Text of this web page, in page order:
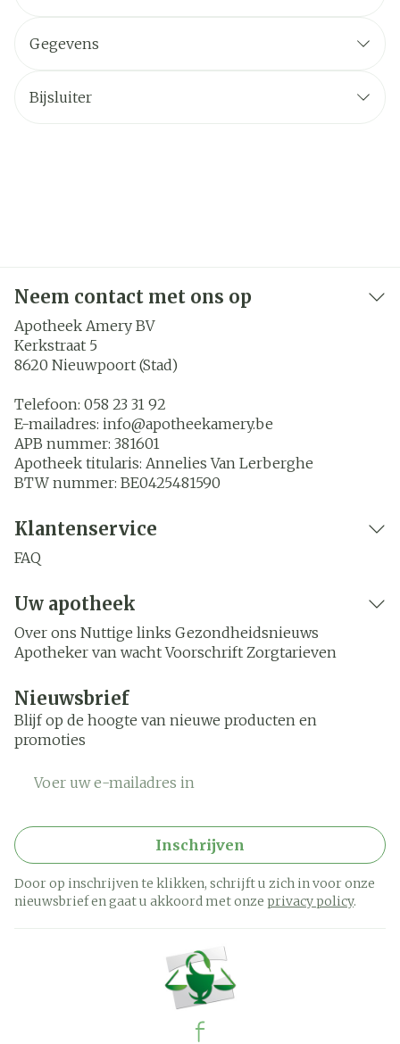
Gegevens
Bijsluiter
Neem contact met ons op
Apotheek Amery BV
Kerkstraat 5
8620 Nieuwpoort (Stad)
Telefoon: 058 23 31 92
E-mailadres: info@apotheekamery.be
APB nummer: 381601
Apotheek titularis: Annelies Van Lerberghe
BTW nummer: BE0425481590
Klantenservice
FAQ
Uw apotheek
Over ons Nuttige links Gezondheidsnieuws
Apotheker van wacht Voorschrift Zorgtarieven
Nieuwsbrief
Blijf op de hoogte van nieuwe producten en
promoties
Inschrijven
Door op inschrijven te klikken, schrijft u zich in voor onze
nieuwsbrief en gaat u akkoord met onze privacy policy.